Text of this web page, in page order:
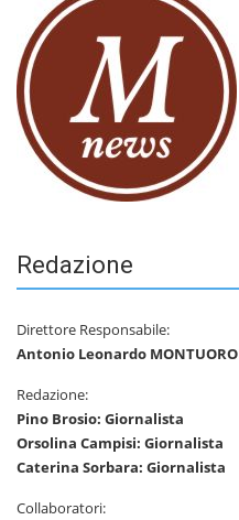
Redazione
Direttore Responsabile:
Antonio Leonardo MONTUORO
Redazione:
Pino Brosio: Giornalista
Orsolina Campisi: Giornalista
Caterina Sorbara: Giornalista
Collaboratori: